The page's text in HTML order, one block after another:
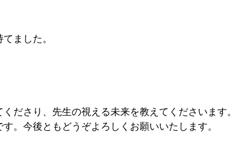
ました。
ださり、先生の視える未来を教えてくださいます。
。今後ともどうぞよろしくお願いいたします。